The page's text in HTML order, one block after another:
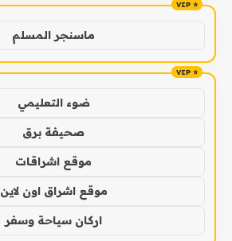
ماسنجر المسلم
ضوء التعليمي
صحيفة برق
موقع اشراقات
موقع اشراق اون لاين
اركان سياحة وسفر